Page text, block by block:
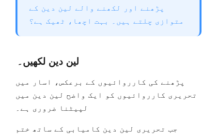
پڑھنے اور لکھنے والے لین دین کے
متوازی چلتے ہیں۔ بہت اچھا، ٹھیک ہے؟
لین دین لکھیں۔
پڑھنے کی کارروائیوں کے برعکس، اسار میں
تحریری کارروائیوں کو ایک واضح لین دین میں
لپیٹنا ضروری ہے۔
جب تحریری لین دین کامیابی کے ساتھ ختم